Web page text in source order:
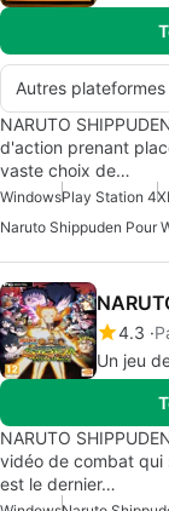
Autres plateformes
NARUTO
d'action prenant
vaste choix de…
WindowsPlay Station 4
Naruto Shippuden Pour
4.3
Un jeu
NARUTO
vidéo de combat qui
est le dernier…